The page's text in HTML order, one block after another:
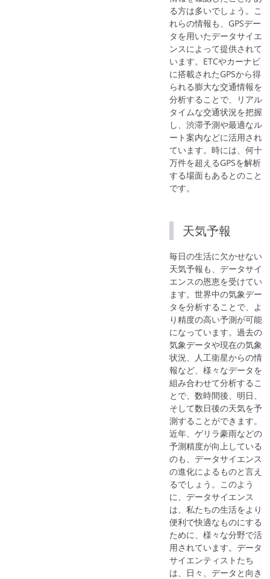
る方は多いでしょう。こ
れらの情報も、GPSデー
タを用いたデータサイエ
ンスによって提供されて
います。ETCやカーナビ
に搭載されたGPSから得
られる膨大な交通情報を
分析することで、リアル
タイムな交通状況を把握
し、渋滞予測や最適なル
ート案内などに活用され
ています。時には、何十
万件を超えるGPSを解析
する場面もあるとのこと
です。
天気予報
毎日の生活に欠かせない
天気予報も、データサイ
エンスの恩恵を受けてい
ます。世界中の気象デー
タを分析することで、よ
り精度の高い予測が可能
になっています。過去の
気象データや現在の気象
状況、人工衛星からの情
報など、様々なデータを
組み合わせて分析するこ
とで、数時間後、明日、
そして数日後の天気を予
測することができます。
近年、ゲリラ豪雨などの
予測精度が向上している
のも、データサイエンス
の進化によるものと言え
るでしょう。このよう
に、データサイエンス
は、私たちの生活をより
便利で快適なものにする
ために、様々な分野で活
用されています。データ
サイエンティストたち
は、日々、データと向き